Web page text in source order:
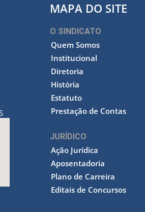
MAPA DO SITE
O SINDICATO
Quem Somos
Institucional
Diretoria
História
Estatuto
Prestação de Contas
JURÍDICO
Ação Jurídica
Aposentadoria
Plano de Carreira
Editais de Concursos